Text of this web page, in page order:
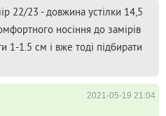
22/23 - довжина устілки 14,5
носіння до замірів
1-1.5 см і вже тоді підбирати
2021-05-19 21:04